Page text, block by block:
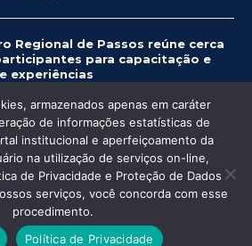
Regional de Passos reúne cerca
para capacitação e
experiências
278
Todos os direitos reservados.
armazenados apenas em caráter
de informações estatísticas de
institucional e aperfeiçoamento da
na utilização de serviços on-line,
de Privacidade e Proteção de Dados
serviços, você concorda com esse
procedimento.
Política de Privacidade